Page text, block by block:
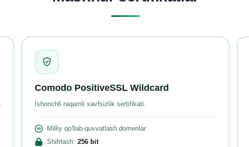
Comodo PositiveSSL Wildcard
Ishonchli raqamli xavfsizlik sertifikati.
Milliy qo'llab-quvvatlash domenlar
Shifrlash: 256 bit